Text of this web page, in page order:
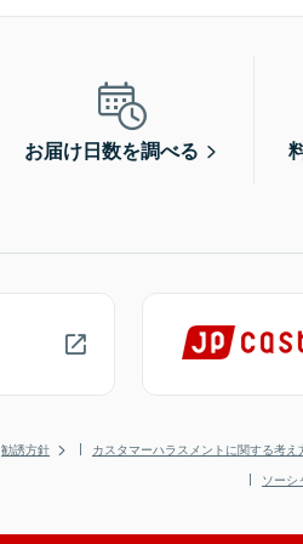
お届け日数を調べる
勧誘方針 カスタマーハラスメントに関する考え
ソーシ